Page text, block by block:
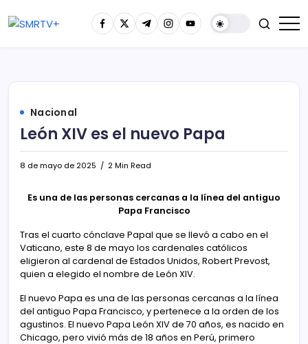
Nacional
León XIV es el nuevo Papa
8 de mayo de 2025 2 Min Read
Es una de las personas cercanas a la línea del antiguo
Papa Francisco
Tras el cuarto cónclave Papal que se llevó a cabo en el
Vaticano, este 8 de mayo los cardenales católicos
eligieron al cardenal de Estados Unidos, Robert Prevost,
quien a elegido el nombre de León XIV.
El nuevo Papa es una de las personas cercanas a la línea
del antiguo Papa Francisco, y pertenece a la orden de los
agustinos. El nuevo Papa León XIV de 70 años, es nacido en
Chicago, pero vivió más de 18 años en Perú, primero